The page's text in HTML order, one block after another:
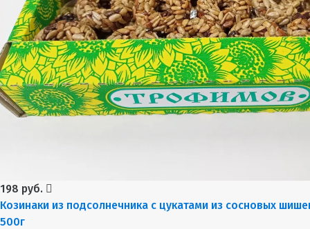
198 руб.
Козинаки из подсолнечника с цукатами из сосновых
500г